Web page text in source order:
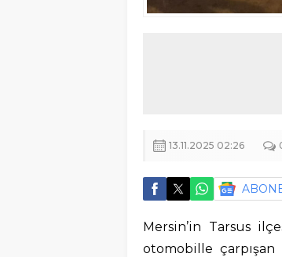
13.11.2025 02:26
Mersin’in Tarsus
otomobille